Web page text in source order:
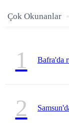
Çok Okunanlar
1 Bafra'da
2